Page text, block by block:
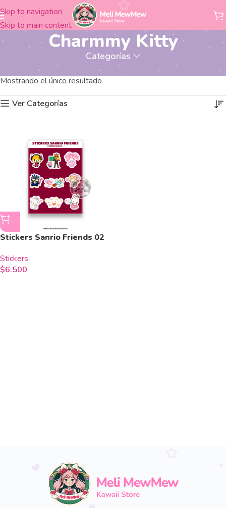
Skip to navigation
Skip to main content
Charmmy Kitty
Categorías
Productos etiquetados “Charmmy Kitty”
Mostrando el único resultado
Ver Categorías
Stickers Sanrio Friends 02
Stickers
$6.500